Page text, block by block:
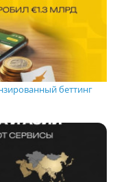
беттинг